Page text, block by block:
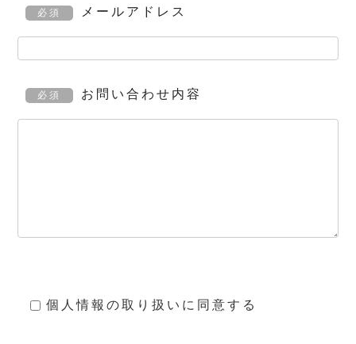
必須 メールアドレス
必須 お問い合わせ内容
個人情報の取り扱い に同意する